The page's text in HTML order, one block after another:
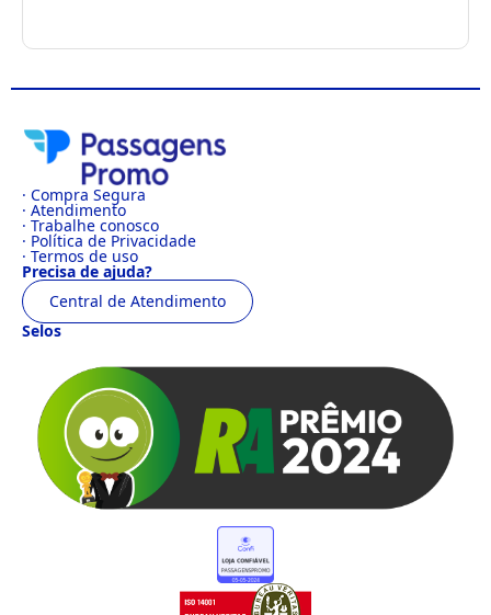
· Compra Segura
· Atendimento
· Trabalhe conosco
· Política de Privacidade
· Termos de uso
Precisa de ajuda?
Central de Atendimento
Selos